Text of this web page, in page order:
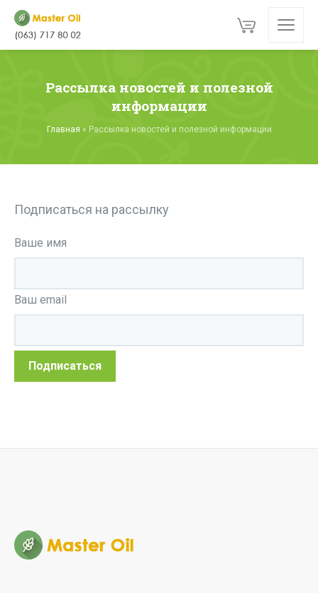
Рассылка новостей и полезной
информации
Главная » Рассылка новостей и полезной информации
Подписаться на рассылку
Ваше имя
Ваш email